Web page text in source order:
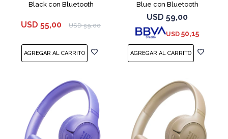
Black con Bluetooth
USD 55,00 USD 59,00
Blue con Bluetooth
USD 59,00
USD 50,15